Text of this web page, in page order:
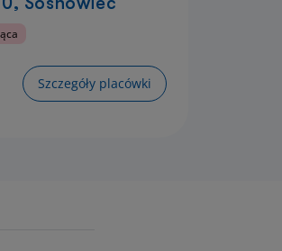
Szczegóły placówki